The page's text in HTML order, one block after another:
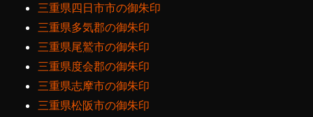
三重県四日市市の御朱印
三重県多気郡の御朱印
三重県尾鷲市の御朱印
三重県度会郡の御朱印
三重県志摩市の御朱印
三重県松阪市の御朱印